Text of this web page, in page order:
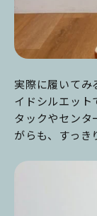
実際に履いてみ
イドシルエット
タックやセンタ
がらも、すっき